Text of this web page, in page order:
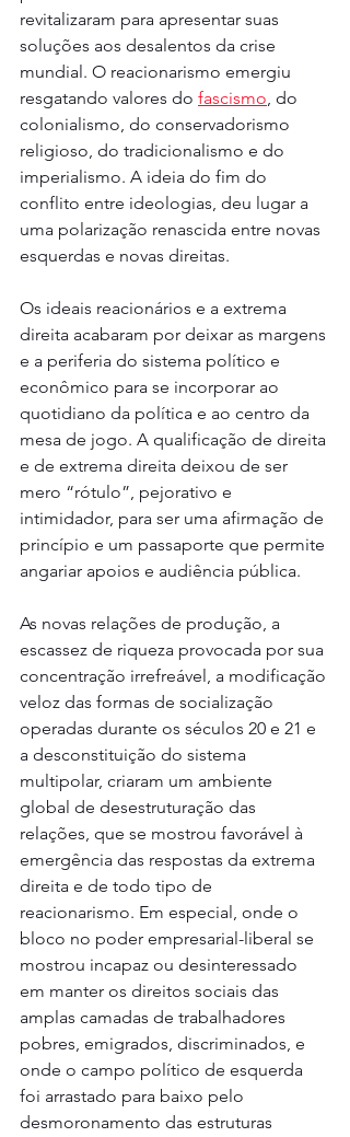
revitalizaram para apresentar suas
soluções aos desalentos da crise
mundial. O reacionarismo emergiu
resgatando valores do fascismo, do
colonialismo, do conservadorismo
religioso, do tradicionalismo e do
imperialismo. A ideia do fim do
conflito entre ideologias, deu lugar a
uma polarização renascida entre novas
esquerdas e novas direitas.
Os ideais reacionários e a extrema
direita acabaram por deixar as margens
e a periferia do sistema político e
econômico para se incorporar ao
quotidiano da política e ao centro da
mesa de jogo. A qualificação de direita
e de extrema direita deixou de ser
mero “rótulo”, pejorativo e
intimidador, para ser uma afirmação de
princípio e um passaporte que permite
angariar apoios e audiência pública.
As novas relações de produção, a
escassez de riqueza provocada por sua
concentração irrefreável, a modificação
veloz das formas de socialização
operadas durante os séculos 20 e 21 e
a desconstituição do sistema
multipolar, criaram um ambiente
global de desestruturação das
relações, que se mostrou favorável à
emergência das respostas da extrema
direita e de todo tipo de
reacionarismo. Em especial, onde o
bloco no poder empresarial-liberal se
mostrou incapaz ou desinteressado
em manter os direitos sociais das
amplas camadas de trabalhadores
pobres, emigrados, discriminados, e
onde o campo político de esquerda
foi arrastado para baixo pelo
desmoronamento das estruturas